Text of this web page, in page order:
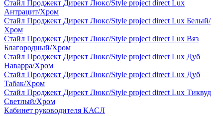
Стайл Проджект Директ Люкс/Style project direct Lux
Антрацит/Хром
Стайл Проджект Директ Люкс/Style project direct Lux Белый/
Хром
Стайл Проджект Директ Люкс/Style project direct Lux Вяз
Благородный/Хром
Стайл Проджект Директ Люкс/Style project direct Lux Дуб
Наварра/Хром
Стайл Проджект Директ Люкс/Style project direct Lux Дуб
Табак/Хром
Стайл Проджект Директ Люкс/Style project direct Lux Тиквуд
Светлый/Хром
Кабинет руководителя КАСЛ